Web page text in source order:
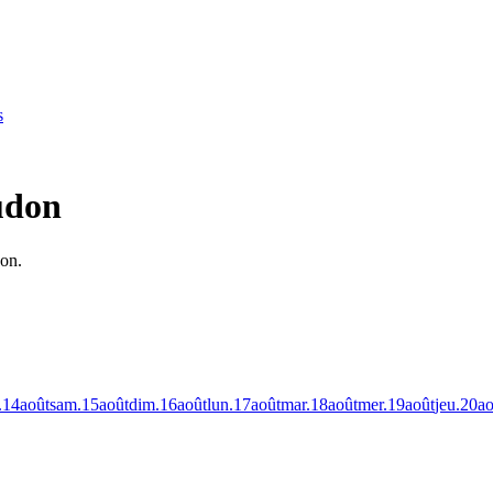
14aoûtsam.15aoûtdim.16aoûtlun.17aoûtmar.18aoûtmer.19aoûtjeu.20